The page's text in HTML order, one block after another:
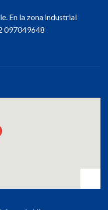
En la zona industrial
097049648